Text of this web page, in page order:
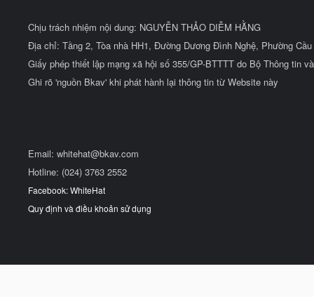
Chịu trách nhiệm nội dung: NGUYỄN THẢO DIỄM HẰNG
Địa chỉ: Tầng 2, Tòa nhà HH1, Đường Dương Đình Nghệ, Phường
Giấy phép thiết lập mạng xã hội số 355/GP-BTTTT do Bộ Thông tin
Ghi rõ 'nguồn Bkav' khi phát hành lại thông tin từ Website này
Email: whitehat@bkav.com
Hotline: (024) 3763 2552
Facebook: WhiteHat
Quy định và điều khoản sử dụng